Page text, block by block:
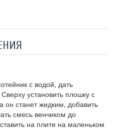
с водой, дать
установить плошку с
он станет жидким, добавить
смесь венчиком до
на плите на маленьком